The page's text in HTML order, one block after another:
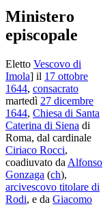
Ministero
episcopale
Eletto Vescovo di
Imola] il 17 ottobre
1644, consacrato
martedì 27 dicembre
1644, Chiesa di Santa
Caterina di Siena di
Roma, dal cardinale
Ciriaco Rocci,
coadiuvato da Alfonso
Gonzaga (ch),
arcivescovo titolare di
Rodi, e da Giacomo